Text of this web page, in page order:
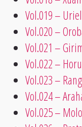
Vol.019 – Uriel
Vol.020 –
Vol.021 –
Vol.022 –
Vol.023 –
Vol.024 –
Vol.025 –